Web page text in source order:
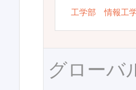
工学部 情報工
グローバ